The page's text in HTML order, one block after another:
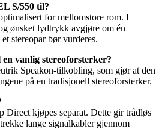
S/550 til?
for mellomstore rom. I
ønsket lydtrykk avgjøre om én
stereopar bør vurderes.
vanlig stereoforsterker?
Speakon-tilkobling, som gjør at den
på en tradisjonell stereoforsterker.
Direct kjøpes separat. Dette gir trådløs
lange signalkabler gjennom